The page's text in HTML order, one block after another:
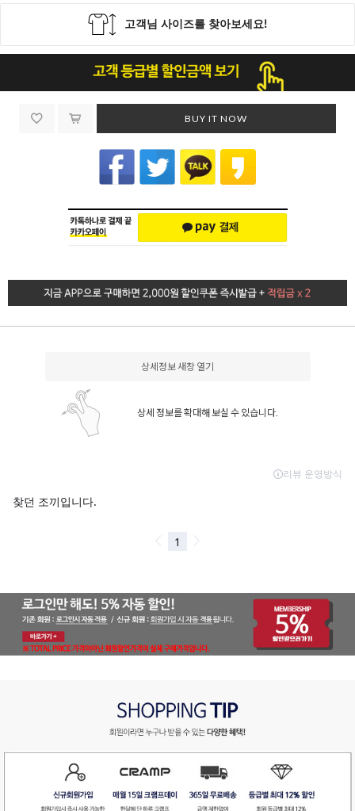
BUY IT NOW
상세정보 새창 열기
상세 정보를 확대해 보실 수 있습니다.